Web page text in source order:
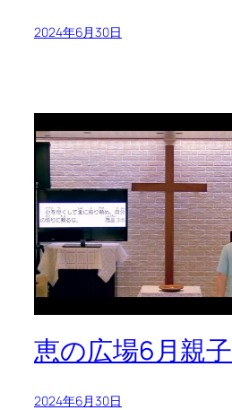
2024年6月30日
恵の広場6月親子
2024年6月30日